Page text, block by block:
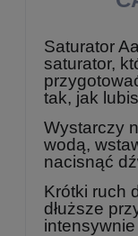
Saturator
saturator,
tak, jak
Wystarczy
wodą,
nacisnąć
Krótki ruch
dłuższe